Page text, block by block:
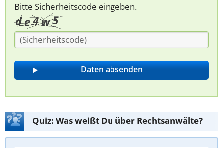
Bitte Sicherheitscode eingeben.
Quiz: Was weißt Du über Rechtsanwälte?